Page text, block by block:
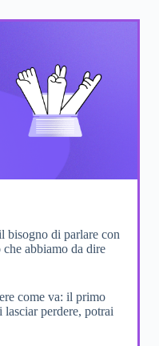
bisogno di parlare con
abbiamo da dire
come va: il primo
lasciar perdere, potrai